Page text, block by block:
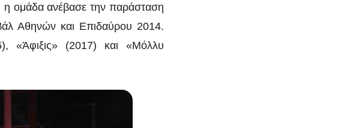
η ομάδα ανέβασε την παράσταση
Αθηνών και Επιδαύρου 2014.
«Άφιξις» (2017) και «Μόλλυ